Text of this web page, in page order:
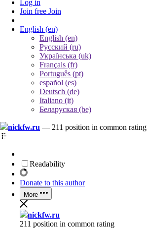
Log in
Join free Join
English (en)
English (en)
Русский (ru)
Українська (uk)
Français (fr)
Português (pt)
español (es)
Deutsch (de)
Italiano (it)
Беларуская (be)
nickfw.ru — 211 position in common rating
Readability
Donate to this author
More
nickfw.ru
211 position in common rating